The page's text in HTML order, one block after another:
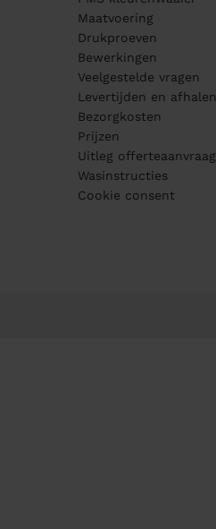
Maatvoering
Drukproeven
Bewerkingen
Veelgestelde vragen
Levertijden en afhalen
Bezorgkosten
Prijzen
Uitleg offerteaanvraag
Wasinstructies
Cookie consent